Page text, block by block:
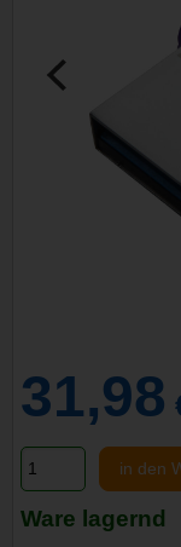
31,98
in den
Ware lagernd